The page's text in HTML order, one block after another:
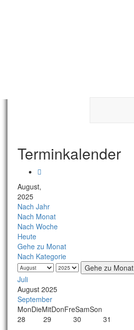
Terminkalender
August,
2025
Nach Jahr
Nach Monat
Nach Woche
Heute
Gehe zu Monat
Nach Kategorie
Gehe zu Monat
Juli
August 2025
September
MonDieMitDonFreSamSon
28
29 30 31